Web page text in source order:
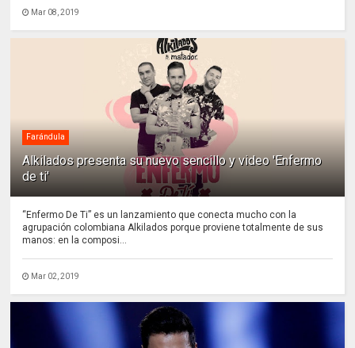
Mar 08, 2019
Farándula
Alkilados presenta su nuevo sencillo y video 'Enfermo
de ti'
“Enfermo De Ti” es un lanzamiento que conecta mucho con la
agrupación colombiana Alkilados porque proviene totalmente de sus
manos: en la composi...
Mar 02, 2019